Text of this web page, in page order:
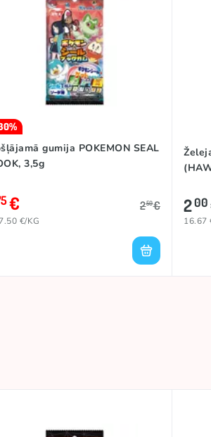
gumija POKEMON SEAL
3,5g
€ 250€
€/KG
200
16.67